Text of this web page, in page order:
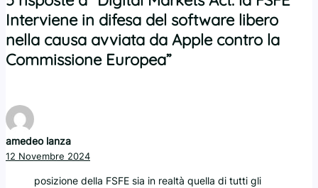
Interviene in difesa del software libero
nella causa avviata da Apple contro la
Commissione Europea”
amedeo lanza
12 Novembre 2024
posizione della FSFE sia in realtà quella di tutti gli